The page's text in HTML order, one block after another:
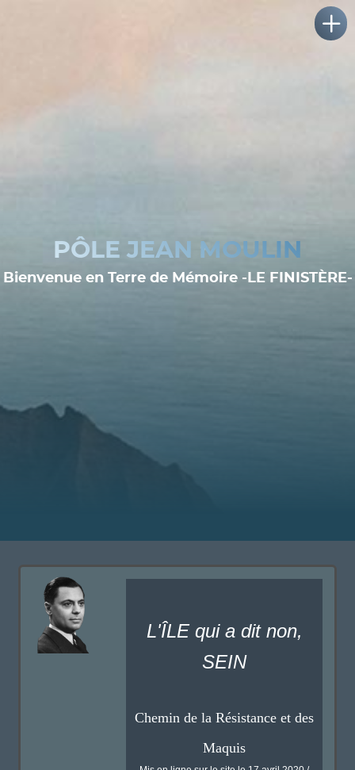
PÔLE JEAN MOULIN
Bienvenue en Terre de Mémoire -LE FINISTÈRE-
L'ÎLE qui a dit non,
SEIN
Chemin de la Résistance et des
Maquis